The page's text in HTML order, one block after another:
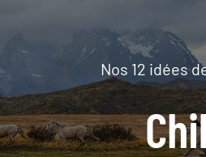
Nos 12 idées